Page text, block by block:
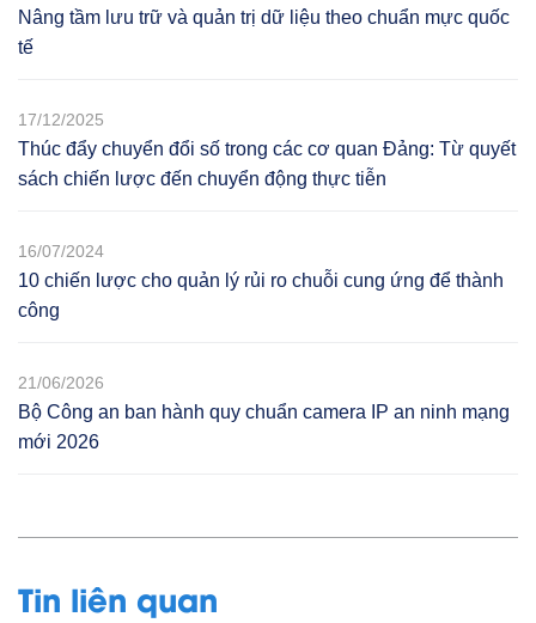
Nâng tầm lưu trữ và quản trị dữ liệu theo chuẩn mực quốc
tế
17/12/2025
Thúc đẩy chuyển đổi số trong các cơ quan Đảng: Từ quyết
sách chiến lược đến chuyển động thực tiễn
16/07/2024
10 chiến lược cho quản lý rủi ro chuỗi cung ứng để thành
công
21/06/2026
Bộ Công an ban hành quy chuẩn camera IP an ninh mạng
mới 2026
Tin liên quan